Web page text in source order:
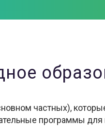
частных),
программы для